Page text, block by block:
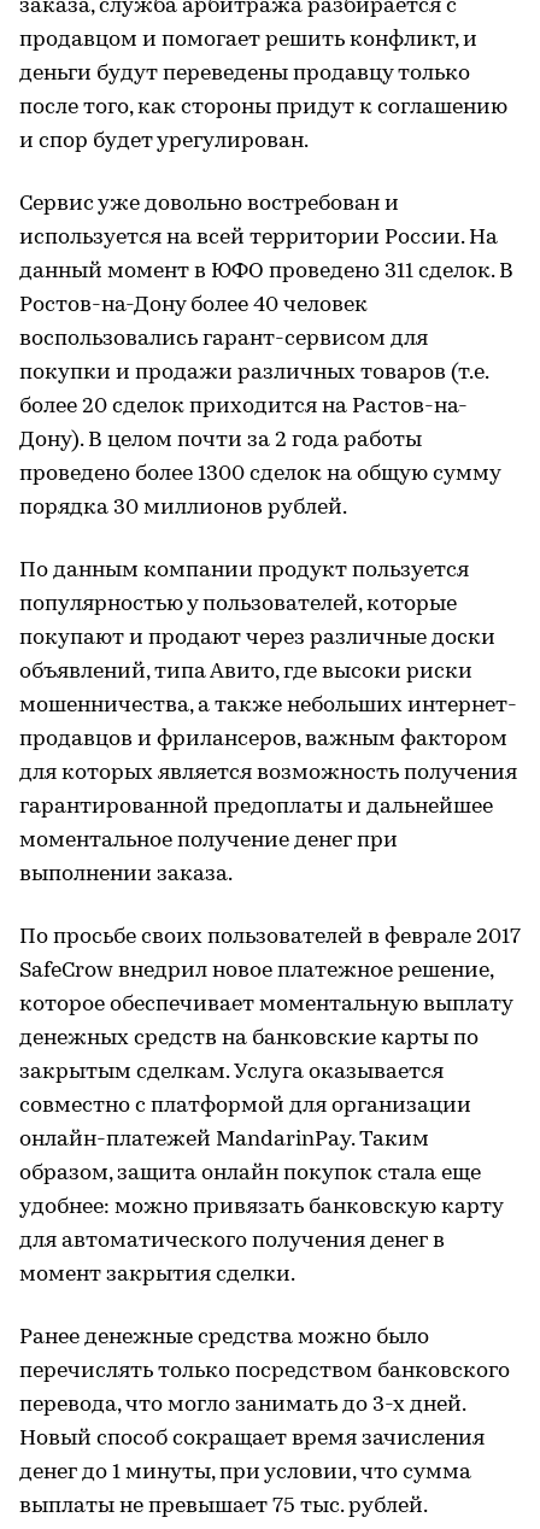
заказа, служба арбитража разбирается с
продавцом и помогает решить конфликт, и
деньги будут переведены продавцу только
после того, как стороны придут к соглашению
и спор будет урегулирован.
Сервис уже довольно востребован и
используется на всей территории России. На
данный момент в ЮФО проведено 311 сделок. В
Ростов-на-Дону более 40 человек
воспользовались гарант-сервисом для
покупки и продажи различных товаров (т.е.
более 20 сделок приходится на Растов-на-
Дону). В целом почти за 2 года работы
проведено более 1300 сделок на общую сумму
порядка 30 миллионов рублей.
По данным компании продукт пользуется
популярностью у пользователей, которые
покупают и продают через различные доски
объявлений, типа Авито, где высоки риски
мошенничества, а также небольших интернет-
продавцов и фрилансеров, важным фактором
для которых является возможность получения
гарантированной предоплаты и дальнейшее
моментальное получение денег при
выполнении заказа.
По просьбе своих пользователей в феврале 2017
SafeCrow внедрил новое платежное решение,
которое обеспечивает моментальную выплату
денежных средств на банковские карты по
закрытым сделкам. Услуга оказывается
совместно с платформой для организации
онлайн-платежей MandarinPay. Таким
образом, защита онлайн покупок стала еще
удобнее: можно привязать банковскую карту
для автоматического получения денег в
момент закрытия сделки.
Ранее денежные средства можно было
перечислять только посредством банковского
перевода, что могло занимать до 3-х дней.
Новый способ сокращает время зачисления
денег до 1 минуты, при условии, что сумма
выплаты не превышает 75 тыс. рублей.